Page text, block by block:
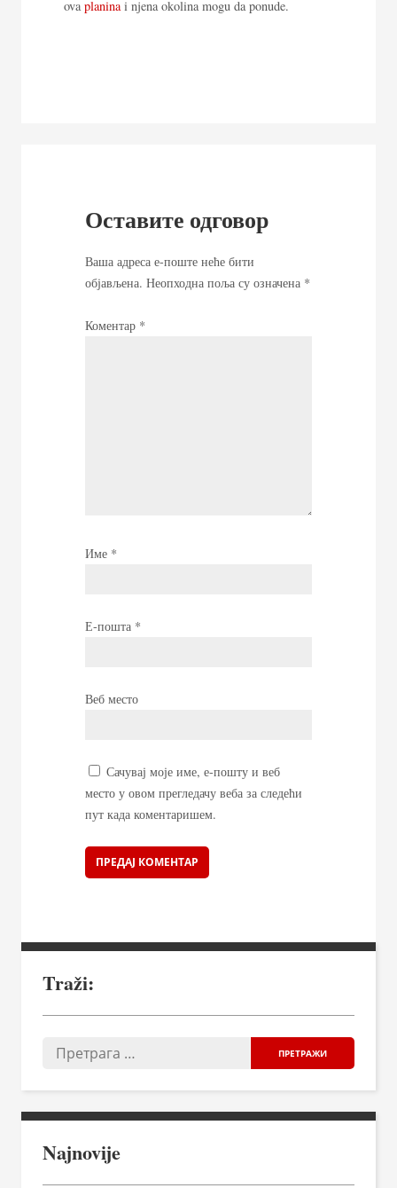
ova planina i njena okolina mogu da ponude.
Оставите одговор
Ваша адреса е-поште неће бити
објављена. Неопходна поља су означена *
Коментар *
Име *
Е-пошта *
Веб место
Сачувај моје име, е-пошту и веб
место у овом прегледачу веба за следећи
пут када коментаришем.
Traži:
Najnovije